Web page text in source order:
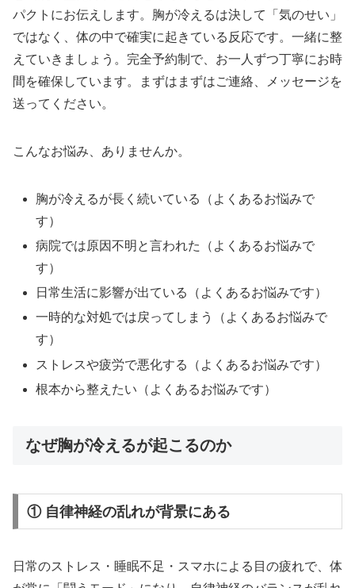
パクトにお伝えします。胸が冷えるは決して「気のせい」
ではなく、体の中で確実に起きている反応です。一緒に整
えていきましょう。完全予約制で、お一人ずつ丁寧にお時
間を確保しています。まずはまずはご連絡、メッセージを
送ってください。
こんなお悩み、ありませんか。
胸が冷えるが長く続いている（よくあるお悩みで
す）
病院では原因不明と言われた（よくあるお悩みで
す）
日常生活に影響が出ている（よくあるお悩みです）
一時的な対処では戻ってしまう（よくあるお悩みで
す）
ストレスや疲労で悪化する（よくあるお悩みです）
根本から整えたい（よくあるお悩みです）
なぜ胸が冷えるが起こるのか
① 自律神経の乱れが背景にある
日常のストレス・睡眠不足・スマホによる目の疲れで、体